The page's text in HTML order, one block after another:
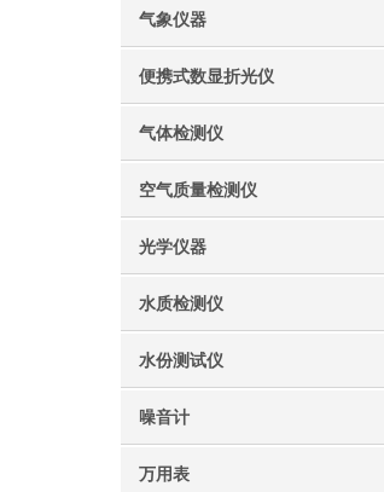
气象仪器
便携式数显折光仪
气体检测仪
空气质量检测仪
光学仪器
水质检测仪
水份测试仪
噪音计
万用表